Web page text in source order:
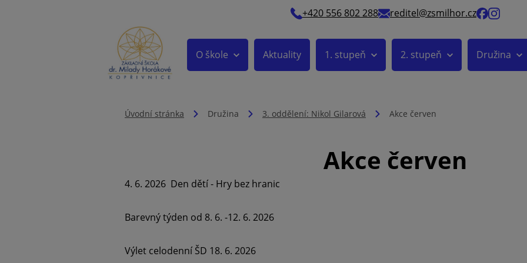
+420 556 802 288 reditel@zsmilhor.cz
O škole Aktuality 1. stupeň 2. stupeň Družina
Úvodní stránka Družina 3. oddělení: Nikol Gilarová Akce červen
Akce červen
4. 6. 2026 Den dětí - Hry bez hranic
Barevný týden od 8. 6. -12. 6. 2026
Výlet celodenní ŠD 18. 6. 2026